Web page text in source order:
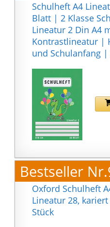
Schulheft A4
Blatt | 2 Klasse
Lineatur 2 Din A4
Kontrastlineatur |
und Schulanfang |
Bestseller
Oxford Schulheft
Lineatur 28,
Stück